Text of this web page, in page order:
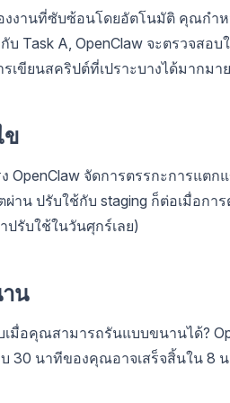
งงานที่ซับซ้อนโดยอัตโนมัติ คุณกำ
Task A, OpenClaw จะตรวจสอ
เขียนสคริปต์ที่เปราะบางได้มากมาย
ข
OpenClaw จัดการตรรกะการแต
าน ปรับใช้กับ staging ก็ต่อเมื่อกา
ปรับใช้ในวันศุกร์เลย)
น
มื่อคุณสามารถรันแบบขนานได้?
30 นาทีของคุณอาจเสร็จสิ้นใน 8